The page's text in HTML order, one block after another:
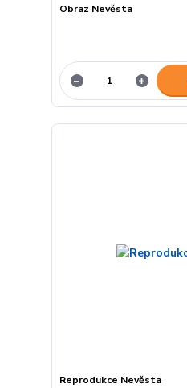
Obraz Nevěsta
Reprodukce Nevěsta